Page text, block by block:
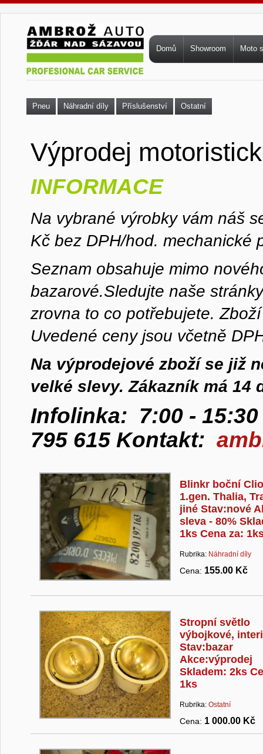
Přejít k hlavnímu obsahu
Hlavní menu
Domů Showroom Moto
Pneu Náhradní díly Příslušenství Ostatní
Výprodej
INFORMACE
Na vybrané výrobky vám náš
Kč bez DPH/hod. mechanické
Seznam obsahuje mimo
bazarové.Sledujte naše
zrovna to co potřebujete.
Uvedené ceny jsou včetně
Na výprodejové zboží se již
velké slevy. Zákazník má 14
Infolinka: 7:00 -
795 615 Kontakt:
Blinkr boční Clio
1.gen. Thalia,
jiné Stav:nové
sleva - 80%
1ks Cena za:
Rubrika: Náhradní díly
Cena: 155.00 Kč
Stropní světlo
výbojkové,
Stav:bazar
Akce:výprodej
Skladem: 2ks
1ks
Rubrika: Ostatní
Cena: 1 000.00 Kč
Stránky